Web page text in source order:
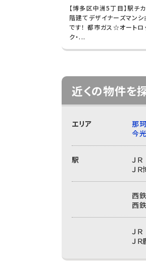
【博多区中洲5丁目】駅チ
階建てデザイナーズマンシ
です！ 都市ガス☆オートロ
ク・...
近くの物件を
エリア 那
今光
駅
ＪＲ
Ｊ
西鉄
西
ＪＲ
Ｊ